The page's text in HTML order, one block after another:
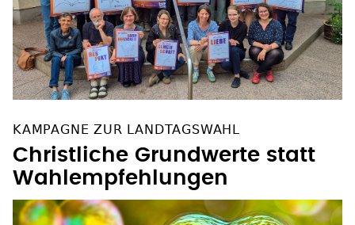
KAMPAGNE ZUR LANDTAGSWAHL
Christliche Grundwerte statt
Wahlempfehlungen